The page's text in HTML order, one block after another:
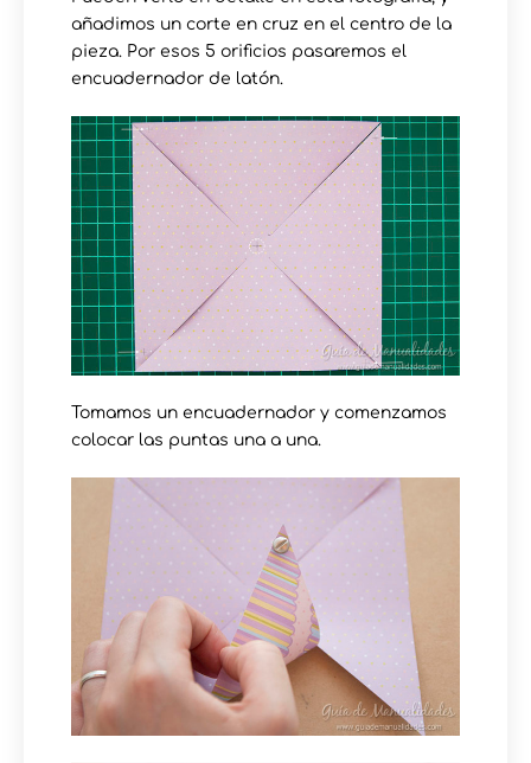
añadimos un corte en cruz en el centro de la
pieza. Por esos 5 orificios pasaremos el
encuadernador de latón.
Tomamos un encuadernador y comenzamos
colocar las puntas una a una.